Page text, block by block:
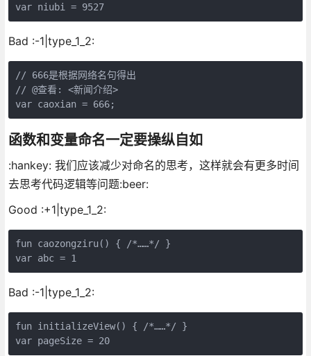
var niubi = 9527
Bad :-1|type_1_2:
// 666是根据网络名句得出
// @查看: <新闻介绍>
函数和变量命名一定要操纵自如
:hankey: 我们应该减少对命名的思考，这样就会有更多时间
去思考代码逻辑等问题:beer:
Good :+1|type_1_2:
fun caozongziru() { /*……*/ }
Bad :-1|type_1_2:
fun initializeView() { /*……*/ }
var pageSize = 20